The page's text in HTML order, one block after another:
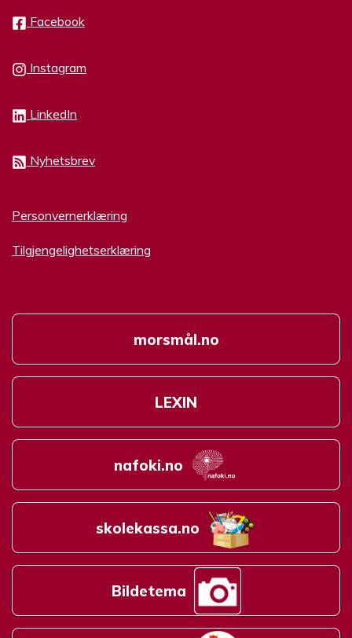
Facebook
Instagram
LinkedIn
Nyhetsbrev
Personvernerklæring
Tilgjengelighetserklæring
morsmål.no
LEXIN
nafoki.no
skolekassa.no
Bildetema